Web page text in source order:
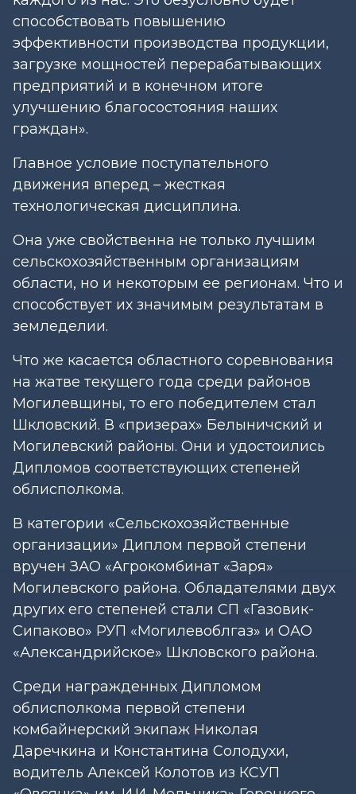
способствовать повышению
эффективности производства продукции,
загрузке мощностей перерабатывающих
предприятий и в конечном итоге
улучшению благосостояния наших
граждан».
Главное условие поступательного
движения вперед – жесткая
технологическая дисциплина.
Она уже свойственна не только лучшим
сельскохозяйственным организациям
области, но и некоторым ее регионам. Что и
способствует их значимым результатам в
земледелии.
Что же касается областного соревнования
на жатве текущего года среди районов
Могилевщины, то его победителем стал
Шкловский. В «призерах» Белыничский и
Могилевский районы. Они и удостоились
Дипломов соответствующих степеней
облисполкома.
В категории «Сельскохозяйственные
организации» Диплом первой степени
вручен ЗАО «Агрокомбинат «Заря»
Могилевского района. Обладателями двух
других его степеней стали СП «Газовик-
Сипаково» РУП «Могилевоблгаз» и ОАО
«Александрийское» Шкловского района.
Среди награжденных Дипломом
облисполкома первой степени
комбайнерский экипаж Николая
Даречкина и Константина Солодухи,
водитель Алексей Колотов из КСУП